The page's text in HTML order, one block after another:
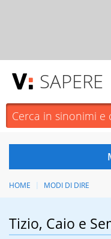
SAPERE
HOME MODI DI DIRE
Tizio, Caio e